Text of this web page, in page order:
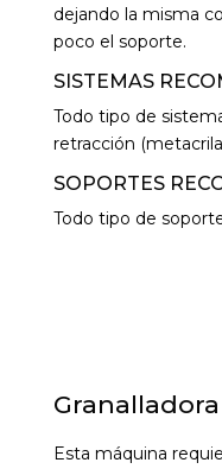
dejando la misma
poco el soporte.
SISTEMAS
Todo tipo de
retracción
SOPORTES
Todo tipo de
Granalladora
Esta máquina